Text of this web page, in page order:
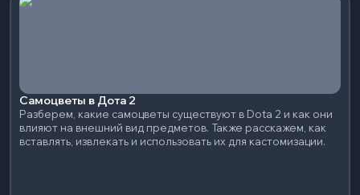
Самоцветы в Дота 2
Разберем, какие самоцветы существуют в Dota 2 и как они
влияют на внешний вид предметов. Также расскажем, как
вставлять, извлекать и использовать их для кастомизации.